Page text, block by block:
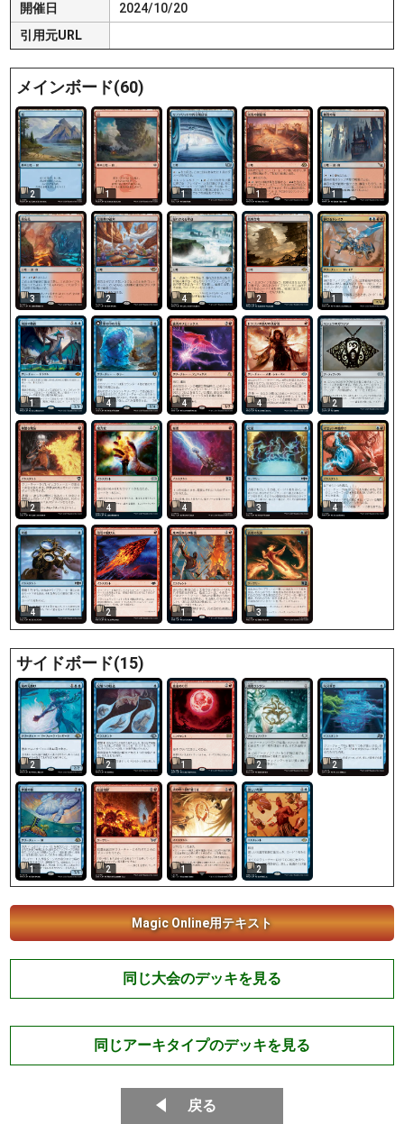
開催日
2024/10/20
引用元URL
メインボード(60)
2 1 1 1 1
3 2 4 2 1
1 4 4 4 2
2 4 4 3 4
4 2 1 3
サイドボード(15)
2 2 1 2 2
1 2 1 2
Magic Online用テキスト
同じ大会のデッキを見る
同じアーキタイプのデッキを見る
戻る